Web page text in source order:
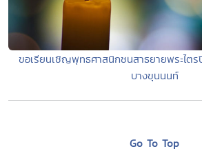
ขอเรียนเชิญพุทธศาสนิกชนสาธยายพระไต
บางขุนนนท์
Go To Top